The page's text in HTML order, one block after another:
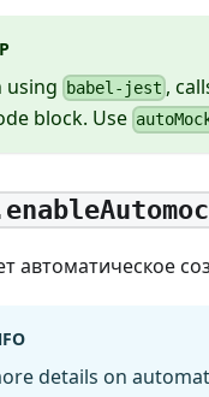
using babel-jest ,
block. Use
автоматическое
details on